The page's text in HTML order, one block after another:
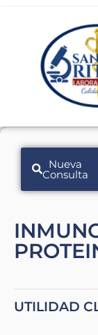
Nueva
Consulta
UTILIDAD